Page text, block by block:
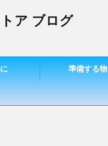
ア ブログ
準備する物